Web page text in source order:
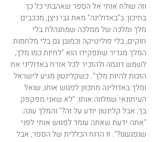
וזה שולח אותי אל הספר שאהבתי כל כך
בתיכון: ב"באדולינה" מאת גבי ניצן, מככבים
מלך ומלכה של ממלכה שמתנהלת בלי
חוקים, בלי פוליטיקה וכמובן גם בלי מלחמות.
המלך מגדיר שתפקידו הוא "לחיות כמו מלך,
לשמש דוגמה ולהזכיר לכל אזרח באדוליני את
הזכות להיות מלך". כשקלינטון מגיע לישראל
ומלך באדולינה מתכוון לפגוש אותו, שואל
העיתונאי שמלווה אותו: "לא שאני מפקפק
בך, אבל קלינטון יודע על זה?" והמלך עונה:
"אתה ידעת שאתה עומד לפגוש אותי לפני
שנפגשנו?". זו הרוח הכללית של הספר, אבל